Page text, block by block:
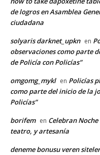
de logros en Asamblea
ciudadana
solyaris darknet_upkn en
observaciones como parte
de Policía con Policías”
omgomg_mykl en Policías
como parte del inicio de la
Policías”
borifem en Celebran
teatro, y artesanía
deneme bonusu veren siteler